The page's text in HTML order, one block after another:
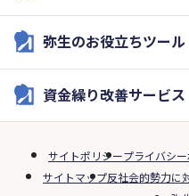
弥生のお役立ちツール
資金繰り改善サービス
サイトポリシープライバシ
サイトマップ反社会的勢力に